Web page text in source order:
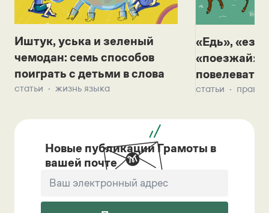
Иштук, уська и зеленый
чемодан: семь способов
поиграть с детьми в слова
статьи жизнь языка
«Едь»,
«поезжай»?
повелевать
статьи
Новые публикации Грамоты в
вашей почте